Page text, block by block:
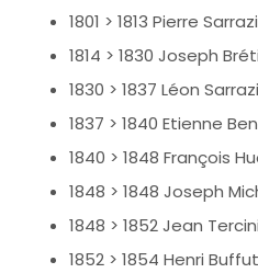
1801 > 1813 Pierre
1814 > 1830 Joseph
1830 > 1837 Léon
1837 > 1840 Etienne
1840 > 1848 François
1848 > 1848 Joseph
1848 > 1852 Jean
1852 > 1854 Henri